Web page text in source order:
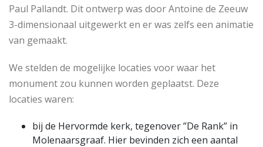
Paul Pallandt. Dit ontwerp was door Antoine de Zeeuw
3-dimensionaal uitgewerkt en er was zelfs een animatie
van gemaakt.
We stelden de mogelijke locaties voor waar het
monument zou kunnen worden geplaatst. Deze
locaties waren:
bij de Hervormde kerk, tegenover ”De Rank” in
Molenaarsgraaf. Hier bevinden zich een aantal